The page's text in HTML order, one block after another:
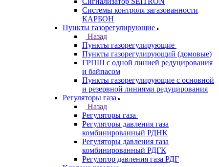
Системы контроля загазованности
КАРБОН
Пункты газорегулирующие
Назад
Пункты газорегулирующие
Пункты газорегулирующий (домовые)
ГРПШ с одной линией редуцирования
и байпасом
Пункты газорегулирующие с основной
и резервной линиями редуцирования
Регуляторы газа
Назад
Регуляторы газа
Регуляторы давления газа
комбинированный РДНК
Регуляторы давления газа
комбинированный РДГК
Регулятор давления газа РДГ